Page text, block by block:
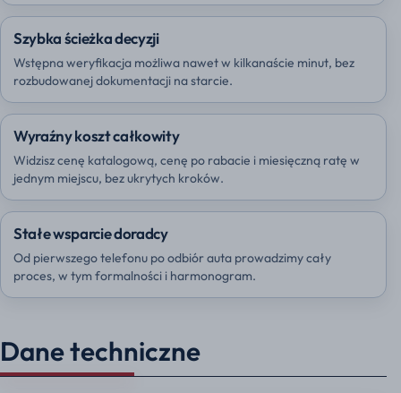
Szybka ścieżka decyzji
Wstępna weryfikacja możliwa nawet w kilkanaście minut, bez
rozbudowanej dokumentacji na starcie.
Wyraźny koszt całkowity
Widzisz cenę katalogową, cenę po rabacie i miesięczną ratę w
jednym miejscu, bez ukrytych kroków.
Stałe wsparcie doradcy
Od pierwszego telefonu po odbiór auta prowadzimy cały
proces, w tym formalności i harmonogram.
Dane techniczne